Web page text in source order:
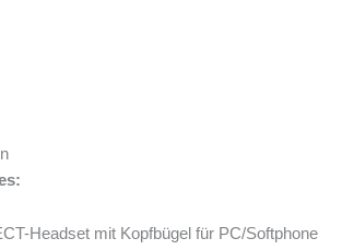
Headset mit Kopfbügel für PC/Softphone